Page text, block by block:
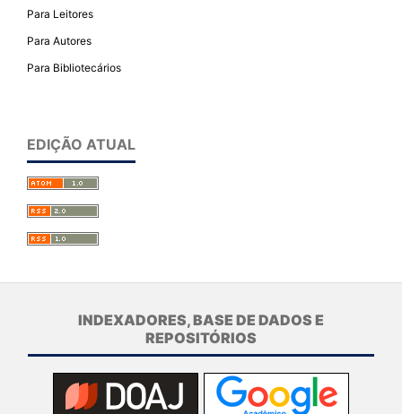
Para Leitores
Para Autores
Para Bibliotecários
EDIÇÃO ATUAL
INDEXADORES, BASE DE DADOS E
REPOSITÓRIOS